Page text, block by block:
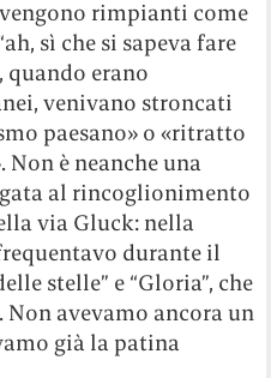
rimpianti come
sì che si sapeva fare
quando erano
venivano stroncati
paesano» o «ritratto
è neanche una
al rincoglionimento
via Gluck: nella
durante il
stelle” e “Gloria”, che
avevamo ancora un
già la patina